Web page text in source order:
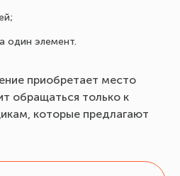
один элемент.
приобретает место
обращаться только к
которые предлагают